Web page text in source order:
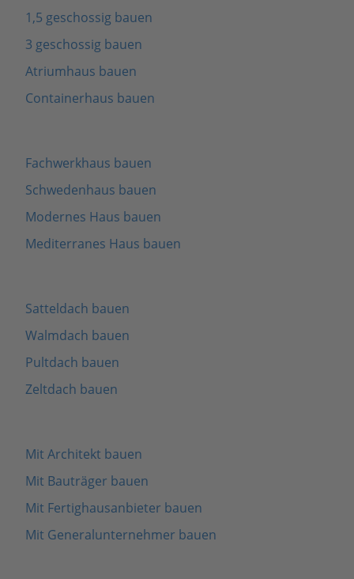
1,5 geschossig bauen
3 geschossig bauen
Atriumhaus bauen
Containerhaus bauen
Fachwerkhaus bauen
Schwedenhaus bauen
Modernes Haus bauen
Mediterranes Haus bauen
Satteldach bauen
Walmdach bauen
Pultdach bauen
Zeltdach bauen
Mit Architekt bauen
Mit Bauträger bauen
Mit Fertighausanbieter bauen
Mit Generalunternehmer bauen